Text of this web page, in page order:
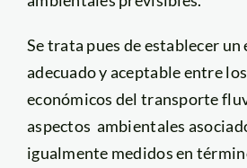
Se trata pues de establecer
adecuado y aceptable entre
económicos del transporte
aspectos ambientales
igualmente medidos en